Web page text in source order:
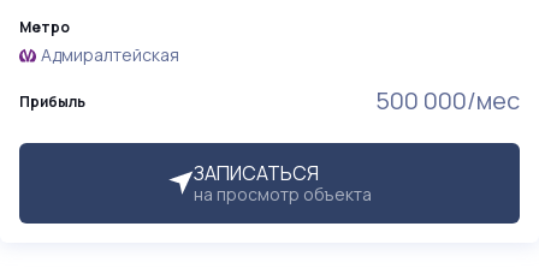
Прибыль 500 000/мес
ЗАПИСАТЬСЯ
на просмотр объекта
Метро
Адмиралтейская